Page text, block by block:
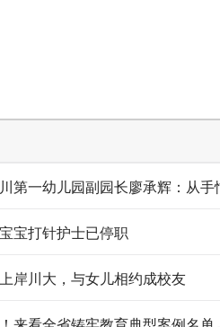
第一幼儿园副园长廖承辉：从
宝打针护士已停职
岸川大，与女儿相约成校友